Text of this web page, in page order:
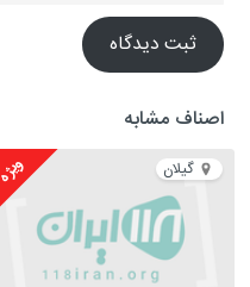
ثبت دیدگاه
اصناف مشابه
گیلان ویژه